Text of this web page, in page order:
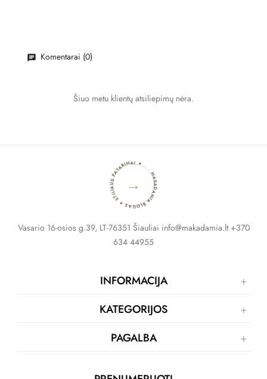
Komentarai (0)
Šiuo metu klientų atsiliepimų nėra.
MAKADAMIA BLOGAS ✦ STILIAUS PATARIMAI ✦
→
Vasario 16-osios g.39, LT-76351 Šiauliai info@makadamia.lt +370
634 44955
INFORMACIJA
KATEGORIJOS
PAGALBA